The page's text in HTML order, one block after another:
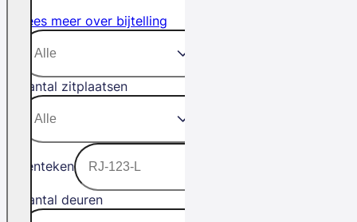
Lees meer over bijtelling
Aantal zitplaatsen
Kenteken
Aantal deuren